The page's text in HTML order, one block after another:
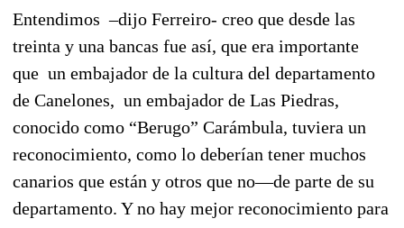
Entendimos –dijo Ferreiro- creo que desde las
treinta y una bancas fue así, que era importante
que un embajador de la cultura del departamento
de Canelones, un embajador de Las Piedras,
conocido como “Berugo” Carámbula, tuviera un
reconocimiento, como lo deberían tener muchos
canarios que están y otros que no—de parte de su
departamento. Y no hay mejor reconocimiento para